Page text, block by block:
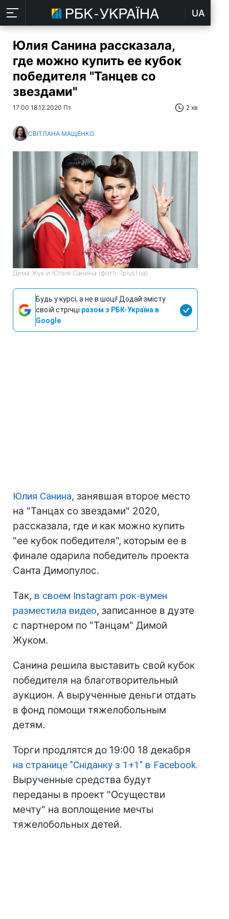
UA
Юлия Санина рассказала,
где можно купить ее кубок
победителя "Танцев со
звездами"
17:00 18.12.2020 Пт 2 хв
СВІТЛАНА МАЩЕНКО
Дима Жук и Юлия Санина (фото: 1plus1.ua)
Будь у курсі, а не в шоці! Додай змісту
своїй стрічці разом з РБК-Україна в
Google
Юлия Санина, занявшая второе место
на "Танцах со звездами" 2020,
рассказала, где и как можно купить
"ее кубок победителя", которым ее в
финале одарила победитель проекта
Санта Димопулос.
Так, в своем Instagram рок-вумен
разместила видео, записанное в дуэте
с партнером по "Танцам" Димой
Жуком.
Санина решила выставить свой кубок
победителя на благотворительный
аукцион. А вырученные деньги отдать
в фонд помощи тяжелобольным
детям.
Торги продлятся до 19:00 18 декабря
на странице "Сніданку з 1+1" в Facebook.
Вырученные средства будут
переданы в проект "Осуществи
мечту" на воплощение мечты
тяжелобольных детей.